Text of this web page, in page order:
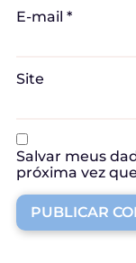
E-mail *
Site
Salvar meus
próxima vez